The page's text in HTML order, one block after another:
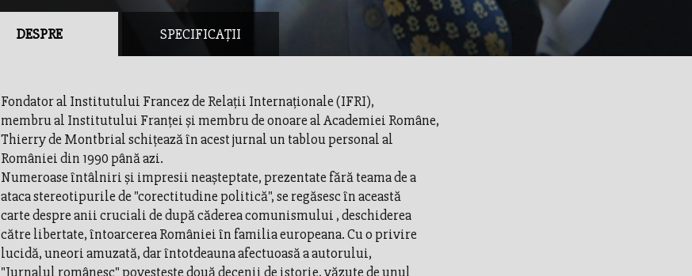
DESPRE SPECIFICAȚII
Fondator al Institutului Francez de Relaţii Internaţionale (IFRI),
membru al Institutului Franţei şi membru de onoare al Academiei Române,
Thierry de Montbrial schiţează în acest jurnal un tablou personal al
României din 1990 până azi.
Numeroase întâlniri şi impresii neaşteptate, prezentate fără teama de a
ataca stereotipurile de "corectitudine politică", se regăsesc în această
carte despre anii cruciali de după căderea comunismului , deschiderea
către libertate, întoarcerea României în familia europeana. Cu o privire
lucidă, uneori amuzată, dar întotdeauna afectuoasă a autorului,
"Jurnalul românesc" povesteşte două decenii de istorie, văzute de unul